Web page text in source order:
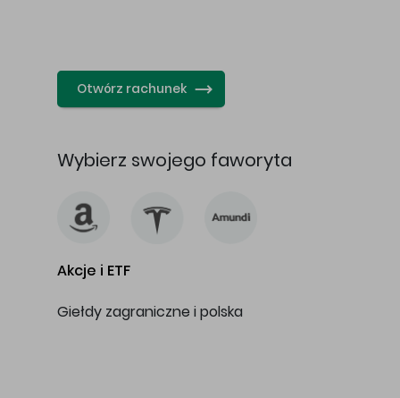
Otwórz rachunek
Wybierz swojego faworyta
Akcje i ETF
Giełdy zagraniczne i polska